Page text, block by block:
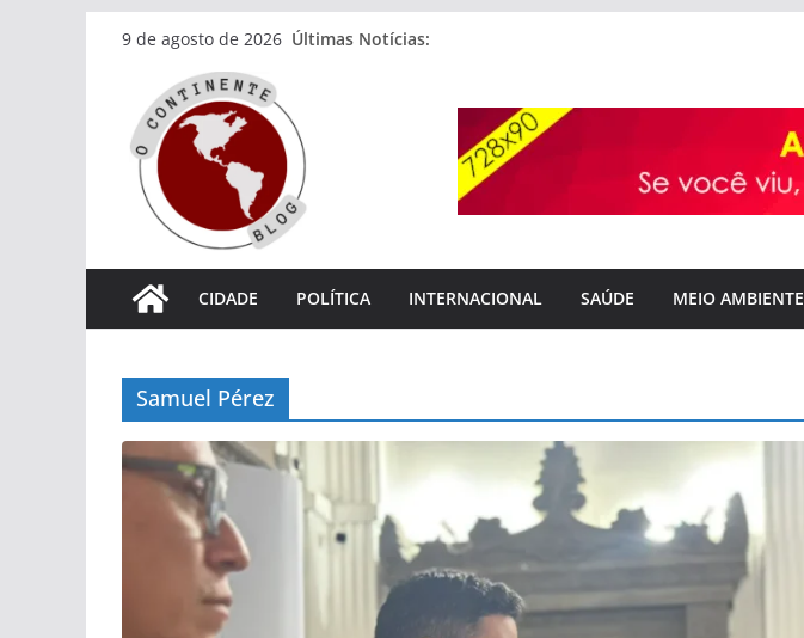
Pular
conteúdo
9 de agosto de 2026 Últimas Notícias:
CIDADE POLÍTICA INTERNACIONAL SAÚDE MEIO AMBIENTE
Samuel Pérez